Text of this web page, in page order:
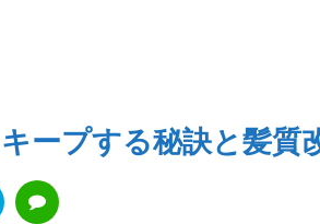
ープする秘訣と髪質